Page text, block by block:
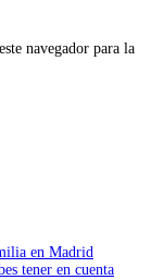
navegador para la
en Madrid
tener en cuenta